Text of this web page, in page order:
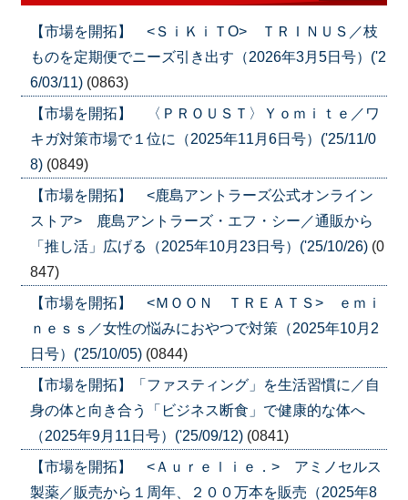
【市場を開拓】 <ＳｉＫｉＴO> ＴＲＩＮＵＳ／枝
ものを定期便でニーズ引き出す（2026年3月5日号）('2
6/03/11) (0863)
【市場を開拓】 〈ＰＲＯＵＳＴ〉Ｙｏｍｉｔｅ／ワ
キガ対策市場で１位に（2025年11月6日号）('25/11/0
8) (0849)
【市場を開拓】 <鹿島アントラーズ公式オンライン
ストア> 鹿島アントラーズ・エフ・シー／通販から
「推し活」広げる（2025年10月23日号）('25/10/26) (0
847)
【市場を開拓】 <ＭＯＯＮ ＴＲＥＡＴＳ> ｅｍｉ
ｎｅｓｓ／女性の悩みにおやつで対策（2025年10月2
日号）('25/10/05) (0844)
【市場を開拓】「ファスティング」を生活習慣に／自
身の体と向き合う「ビジネス断食」で健康的な体へ
（2025年9月11日号）('25/09/12) (0841)
【市場を開拓】 <Ａｕｒｅｌｉｅ．> アミノセルス
製薬／販売から１周年、２００万本を販売（2025年8